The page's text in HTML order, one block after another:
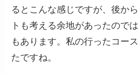
るとこんな感じですが、後か
トも考える余地があったので
もあります。私の行ったコー
たですね。